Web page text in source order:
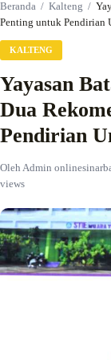
Beranda / Kalteng /
Penting untuk Pendirian
KALTENG
Yayasan
Dua
Pendirian
Oleh Admin
views